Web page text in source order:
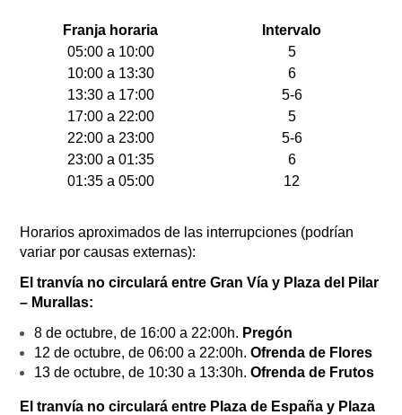
Franja horaria
Intervalo
05:00 a 10:00
5
10:00 a 13:30
6
13:30 a 17:00
5-6
17:00 a 22:00
5
22:00 a 23:00
5-6
23:00 a 01:35
6
01:35 a 05:00
12
Horarios aproximados de las interrupciones (podrían
variar por causas externas):
El tranvía no circulará entre Gran Vía y Plaza del Pilar
– Murallas:
8 de octubre, de 16:00 a 22:00h. Pregón
12 de octubre, de 06:00 a 22:00h. Ofrenda de Flores
13 de octubre, de 10:30 a 13:30h. Ofrenda de Frutos
El tranvía no circulará entre Plaza de España y Plaza